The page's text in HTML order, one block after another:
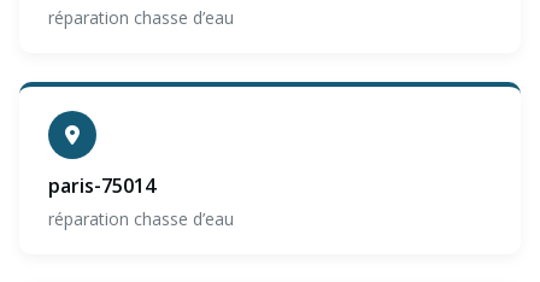
réparation chasse d’eau
paris-75014
réparation chasse d’eau